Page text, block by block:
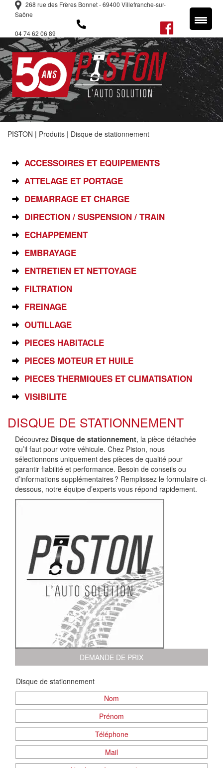
268 rue des Frères Bonnet - 69400 Villefranche-sur-
Saône
04 74 62 06 89
PISTON | Produits | Disque de stationnement
ACCESSOIRES ET EQUIPEMENTS
ATTELAGE ET PORTAGE
DEMARRAGE ET CHARGE
DIRECTION / SUSPENSION / TRAIN
ECHAPPEMENT
EMBRAYAGE
ENTRETIEN ET NETTOYAGE
FILTRATION
FREINAGE
OUTILLAGE
PIECES HABITACLE
PIECES MOTEUR ET HUILE
PIECES THERMIQUES ET CLIMATISATION
VISIBILITE
DISQUE DE STATIONNEMENT
Découvrez Disque de stationnement, la pièce détachée
qu’il faut pour votre véhicule. Chez Piston, nous
sélectionnons uniquement des pièces de qualité pour
garantir fiabilité et performance. Besoin de conseils ou
d’informations supplémentaires ? Remplissez le formulaire ci-
dessous, notre équipe d’experts vous répond rapidement.
DEMANDE DE PRIX